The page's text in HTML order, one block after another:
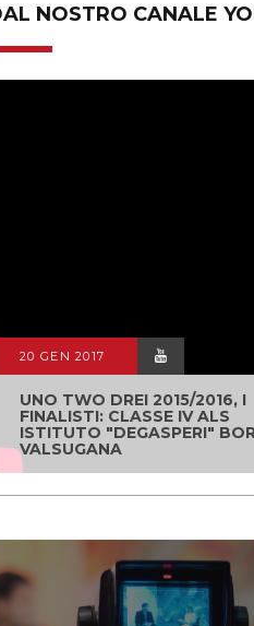
NOSTRO CANALE
20 GEN 2017
UNO TWO DREI 2015/2016, I
FINALISTI: CLASSE IV ALS
ISTITUTO "DEGASPERI"
VALSUGANA